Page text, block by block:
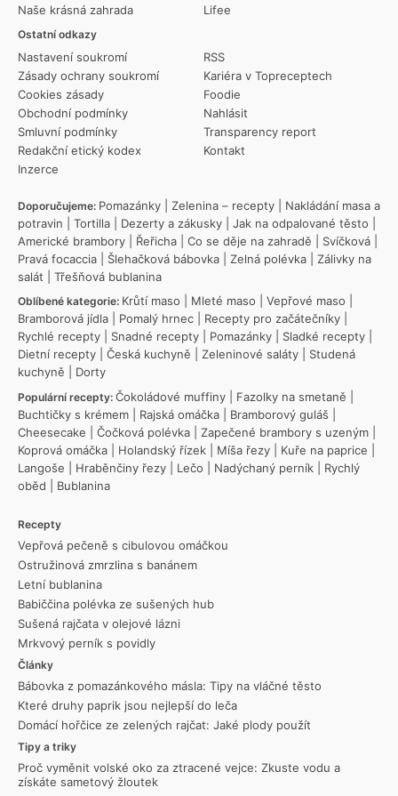
Naše krásná zahrada
Ostatní odkazy
Nastavení soukromí
Zásady ochrany soukromí
Cookies zásady
Obchodní podmínky
Smluvní podmínky
Redakční etický kodex
Inzerce
RSS
Kariéra v Topreceptech
Foodie
Nahlásit
Transparency report
Kontakt
Lifee
Doporučujeme: Pomazánky Zelenina – recepty
Nakládání masa a
potravin
Tortilla Dezerty a zákusky Jak na odpalované těsto
Americké brambory
Řeřicha Co se děje na zahradě Svíčková
Pravá focaccia
Šlehačková bábovka Zelná polévka
Zálivky na
salát
Třešňová bublanina
Oblíbené kategorie: Krůtí maso Mleté maso Vepřové maso
Bramborová jídla
Pomalý hrnec Recepty pro začátečníky
Rychlé recepty
Snadné recepty Pomazánky Sladké recepty
Dietní recepty
Česká kuchyně Zeleninové saláty
Studená
kuchyně
Dorty
Populární recepty: Čokoládové muffiny Fazolky na smetaně
Buchtičky s krémem
Rajská omáčka Bramborový guláš
Cheesecake
Čočková polévka Zapečené brambory s uzeným
Koprová omáčka
Holandský řízek Míša řezy Kuře na paprice
Langoše
Hraběnčiny řezy Lečo Nadýchaný perník
Rychlý
oběd
Bublanina
Recepty
Vepřová pečeně s cibulovou omáčkou
Ostružinová zmrzlina s banánem
Letní bublanina
Babiččina polévka ze sušených hub
Sušená rajčata v olejové lázni
Mrkvový perník s povidly
Články
Bábovka z pomazánkového másla: Tipy na vláčné těsto
Které druhy paprik jsou nejlepší do leča
Domácí hořčice ze zelených rajčat: Jaké plody použít
Tipy a triky
Proč vyměnit volské oko za ztracené vejce: Zkuste vodu a
získáte sametový žloutek